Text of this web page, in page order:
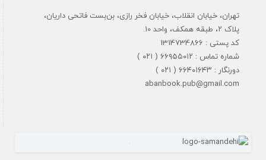
تهران، خیابان انقلاب، خیابان فخر رازی، بن‌بست فاتحی داریان،
پلاک ۲، طبقه همکف، واحد 10.
کد پستی : 1314734866
شماره تماس : ۶۶۹۵۵۰۱۲ ( ۰۲۱ )
دورنگار : ۶۶۴۰۱۶۴۳ ( ۰۲۱ )
abanbook.pub@gmail.com